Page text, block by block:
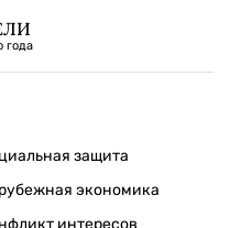
года
защита
экономика
интересов